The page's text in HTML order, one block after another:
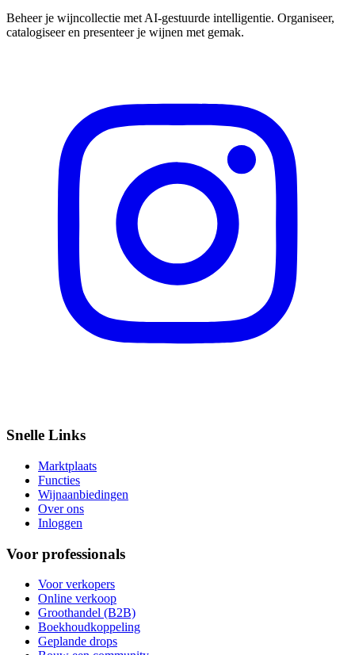
Beheer je wijncollectie met AI-gestuurde intelligentie. Organiseer,
catalogiseer en presenteer je wijnen met gemak.
Snelle Links
Marktplaats
Functies
Wijnaanbiedingen
Over ons
Inloggen
Voor professionals
Voor verkopers
Online verkoop
Groothandel (B2B)
Boekhoudkoppeling
Geplande drops